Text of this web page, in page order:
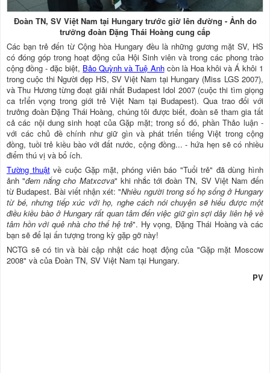
Đoàn TN, SV Việt Nam tại Hungary trước giờ lên đường - Ảnh do
trưởng đoàn Đặng Thái Hoàng cung cấp
Các bạn trẻ đến từ Cộng hòa Hungary đều là những gương mặt SV, HS
có đóng góp trong hoạt động của Hội Sinh viên và trong các phong trào
cộng đồng - đặc biệt, Bảo Quỳnh và Tuệ Anhcòn là Hoa khôi và Á khôi 1
trong cuộc thi Người đẹp HS, SV Việt Nam tại Hungary (Miss LGS 2007),
và Thu Hương từng đoạt giải nhất Budapest Idol 2007 (cuộc thi tìm giọng
ca trỉển vọng trong giới trẻ Việt Nam tại Budapest). Qua trao đổi với
trưởng đoàn Đặng Thái Hoàng, chúng tôi được biết, đoàn sẽ tham gia tất
cả các nội dung sinh hoạt của Gặp mặt; trong số đó, phần Thảo luận -
với các chủ đề chính như giữ gìn và phát triển tiếng Việt trong cộng
đồng, tuồi trẻ kiều bào với đất nước, cộng đồng... - hứa hẹn sẽ có nhiều
điểm thú vị và bổ ích.
Tường thuậtvề cuộc Gặp mặt, phóng viên báo "Tuổi trẻ" đã dùng hình
ảnh "đem nắng cho Matxcơva" khi nhắc tới đoàn TN, SV Việt Nam đến
từ Budapest. Bài viết nhận xét: "Nhiều người trong số họ sống ở Hungary
từ bé, nhưng tiếp xúc với họ, nghe cách nói chuyện sẽ hiểu được một
điều kiều bào ở Hungary rất quan tâm đến việc giữ gìn sợi dây liên hệ về
tâm hồn với quê nhà cho thế hệ trẻ". Hy vọng, Đặng Thái Hoàng và các
bạn sẽ để lại ấn tượng trong kỳ gặp gỡ này!
NCTG sẽ có tin và bài cập nhật các hoạt động của "Gặp mặt Moscow
2008" và của Đoàn TN, SV Việt Nam tại Hungary.
PV